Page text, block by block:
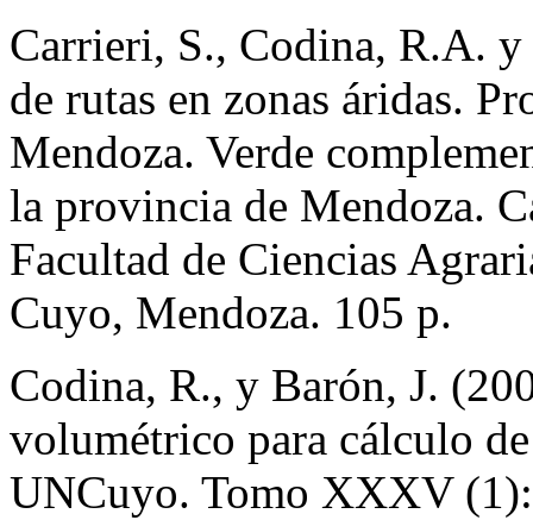
Carrieri, S., Codina, R.A.
de rutas en zonas áridas.
Mendoza. Verde
la provincia de Mendoza.
Facultad de Ciencias
Cuyo, Mendoza. 105 p.
Codina, R., y Barón, J.
volumétrico para cálculo
UNCuyo. Tomo XXXV